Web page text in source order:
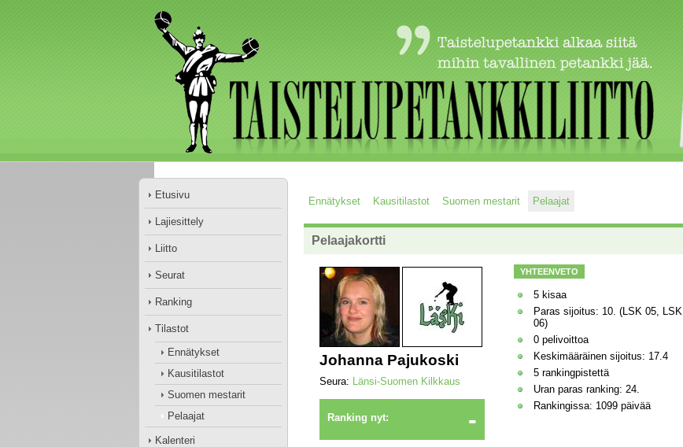
Etusivu
Lajiesittely
Liitto
Seurat
Ranking
Tilastot
Ennätykset
Kausitilastot
Suomen mestarit
Pelaajat
Kalenteri
Ennätykset Kausitilastot Suomen mestarit Pelaajat
Pelaajakortti
Johanna Pajukoski
Seura: Länsi-Suomen Kilkkaus
Ranking nyt: -
YHTEENVETO
5 kisaa
Paras sijoitus: 10. (LSK 05, LSK
06)
0 pelivoittoa
Keskimääräinen sijoitus: 17.4
5 rankingpistettä
Uran paras ranking: 24.
Rankingissa: 1099 päivää